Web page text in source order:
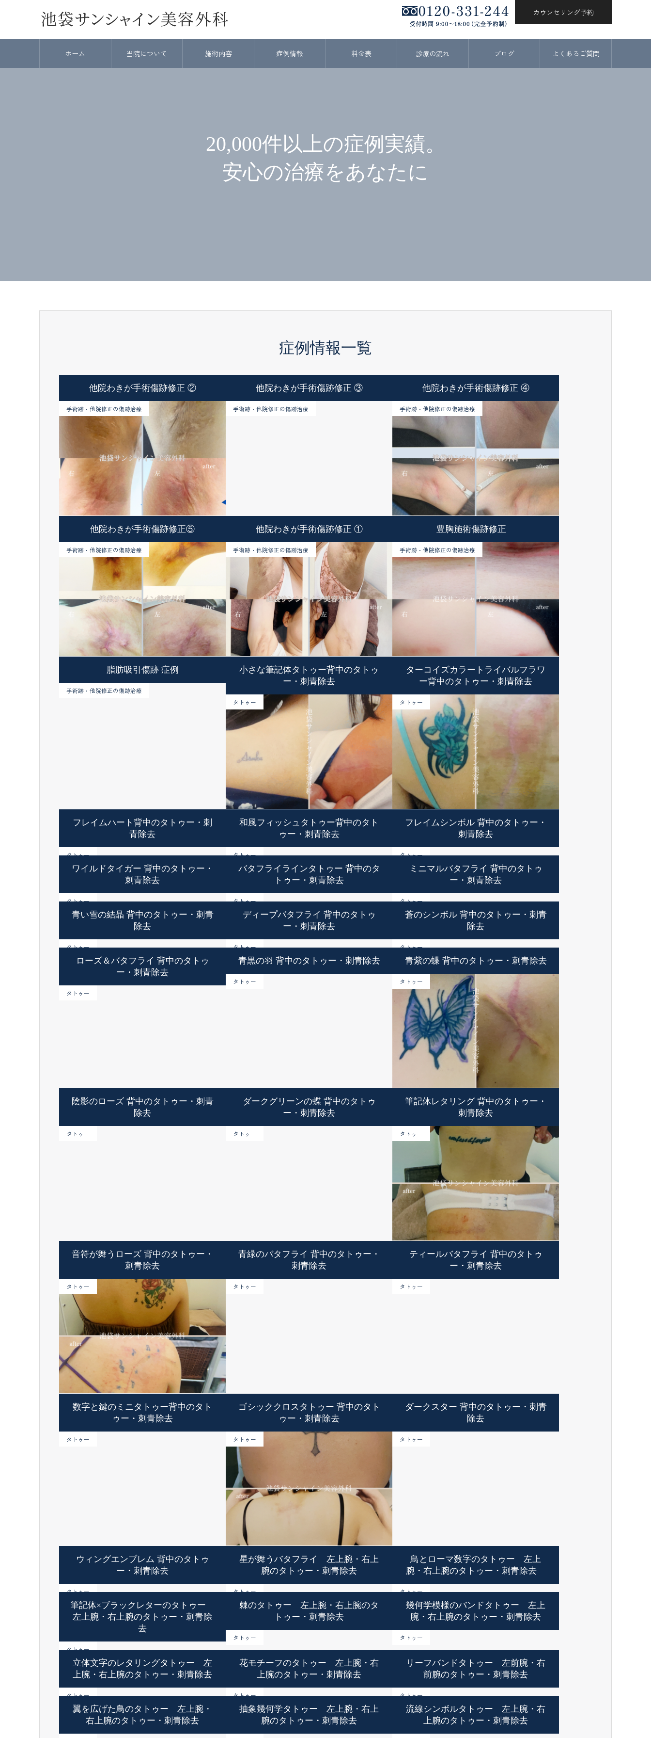
カウンセリング予約
ホーム 当院について 施術内容 症例情報 料金表 診療の流れ ブログ よくあるご質問
20,000件以上の症例実績。
安心の治療をあなたに
症例情報一覧
他院わきが手術傷跡修正 ②
手術跡・他院修正の傷跡治療
他院わきが手術傷跡修正 ③
手術跡・他院修正の傷跡治療
他院わきが手術傷跡修正 ④
手術跡・他院修正の傷跡治療
他院わきが手術傷跡修正⑤
手術跡・他院修正の傷跡治療
他院わきが手術傷跡修正 ①
手術跡・他院修正の傷跡治療
豊胸施術傷跡修正
手術跡・他院修正の傷跡治療
脂肪吸引傷跡 症例
手術跡・他院修正の傷跡治療
小さな筆記体タトゥー背中のタトゥ
ー・刺青除去
タトゥー
ターコイズカラートライバルフラワ
ー背中のタトゥー・刺青除去
タトゥー
フレイムハート背中のタトゥー・刺
青除去
タトゥー
和風フィッシュタトゥー背中のタト
ゥー・刺青除去
タトゥー
フレイムシンボル 背中のタトゥー・
刺青除去
タトゥー
ワイルドタイガー 背中のタトゥー・
刺青除去
タトゥー
バタフライラインタトゥー 背中のタ
トゥー・刺青除去
タトゥー
ミニマルバタフライ 背中のタトゥ
ー・刺青除去
タトゥー
青い雪の結晶 背中のタトゥー・刺青
除去
タトゥー
ディープバタフライ 背中のタトゥ
ー・刺青除去
タトゥー
蒼のシンボル 背中のタトゥー・刺青
除去
タトゥー
ローズ＆バタフライ 背中のタトゥ
ー・刺青除去
タトゥー
青黒の羽 背中のタトゥー・刺青除去
タトゥー
青紫の蝶 背中のタトゥー・刺青除去
タトゥー
陰影のローズ 背中のタトゥー・刺青
除去
タトゥー
ダークグリーンの蝶 背中のタトゥ
ー・刺青除去
タトゥー
筆記体レタリング 背中のタトゥー・
刺青除去
タトゥー
音符が舞うローズ 背中のタトゥー・
刺青除去
タトゥー
青緑のバタフライ 背中のタトゥー・
刺青除去
タトゥー
ティールバタフライ 背中のタトゥ
ー・刺青除去
タトゥー
数字と鍵のミニタトゥー背中のタト
ゥー・刺青除去
タトゥー
ゴシッククロスタトゥー 背中のタト
ゥー・刺青除去
タトゥー
ダークスター 背中のタトゥー・刺青
除去
タトゥー
ウィングエンブレム 背中のタトゥ
ー・刺青除去
タトゥー
星が舞うバタフライ 左上腕・右上
腕のタトゥー・刺青除去
タトゥー
鳥とローマ数字のタトゥー 左上
腕・右上腕のタトゥー・刺青除去
タトゥー
筆記体×ブラックレターのタトゥー
左上腕・右上腕のタトゥー・刺青除
去
タトゥー
棘のタトゥー 左上腕・右上腕のタ
トゥー・刺青除去
タトゥー
幾何学模様のバンドタトゥー 左上
腕・右上腕のタトゥー・刺青除去
タトゥー
立体文字のレタリングタトゥー 左
上腕・右上腕のタトゥー・刺青除去
タトゥー
花モチーフのタトゥー 左上腕・右
上腕のタトゥー・刺青除去
タトゥー
リーフバンドタトゥー 左前腕・右
前腕のタトゥー・刺青除去
タトゥー
翼を広げた鳥のタトゥー 左上腕・
右上腕のタトゥー・刺青除去
抽象幾何学タトゥー 左上腕・右上
腕のタトゥー・刺青除去
流線シンボルタトゥー 左上腕・右
上腕のタトゥー・刺青除去